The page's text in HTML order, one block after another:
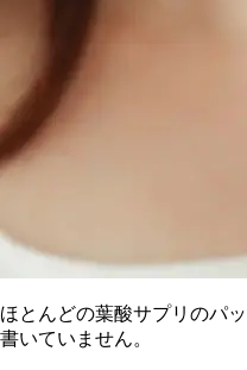
ほとんどの葉酸サプリのパ
書いていません。